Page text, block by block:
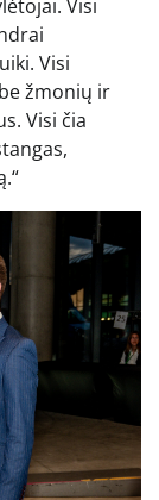
Visi
Visi
žmonių ir
Visi čia